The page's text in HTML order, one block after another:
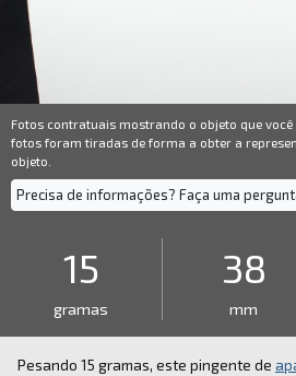
Fotos contratuais mostrando o objeto que
fotos foram tiradas de forma a obter a
objeto.
Precisa de informações? Faça uma
15
gramas
38
mm
Pesando 15 gramas, este pingente de